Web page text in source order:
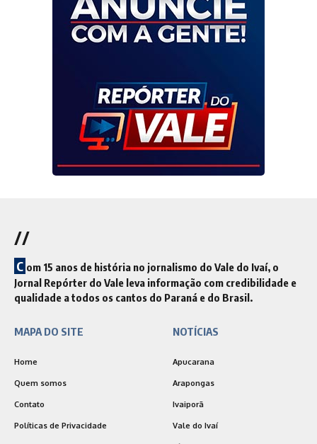
//
C om 15 anos de história no jornalismo do Vale do Ivaí, o
Jornal Repórter do Vale leva informação com credibilidade e
qualidade a todos os cantos do Paraná e do Brasil.
MAPA DO SITE
Home
Quem somos
Contato
Políticas de Privacidade
NOTÍCIAS
Apucarana
Arapongas
Ivaiporã
Vale do Ivaí